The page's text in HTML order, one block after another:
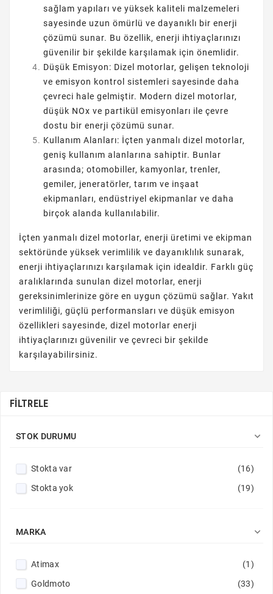
sağlam yapıları ve yüksek kaliteli malzemeleri
sayesinde uzun ömürlü ve dayanıklı bir enerji
çözümü sunar. Bu özellik, enerji ihtiyaçlarınızı
güvenilir bir şekilde karşılamak için önemlidir.
Düşük Emisyon: Dizel motorlar, gelişen teknoloji
ve emisyon kontrol sistemleri sayesinde daha
çevreci hale gelmiştir. Modern dizel motorlar,
düşük NOx ve partikül emisyonları ile çevre
dostu bir enerji çözümü sunar.
Kullanım Alanları: İçten yanmalı dizel motorlar,
geniş kullanım alanlarına sahiptir. Bunlar
arasında; otomobiller, kamyonlar, trenler,
gemiler, jeneratörler, tarım ve inşaat
ekipmanları, endüstriyel ekipmanlar ve daha
birçok alanda kullanılabilir.
İçten yanmalı dizel motorlar, enerji üretimi ve ekipman
sektöründe yüksek verimlilik ve dayanıklılık sunarak,
enerji ihtiyaçlarınızı karşılamak için idealdir. Farklı güç
aralıklarında sunulan dizel motorlar, enerji
gereksinimlerinize göre en uygun çözümü sağlar. Yakıt
verimliliği, güçlü performansları ve düşük emisyon
özellikleri sayesinde, dizel motorlar enerji
ihtiyaçlarınızı güvenilir ve çevreci bir şekilde
karşılayabilirsiniz.
FILTRELE
STOK DURUMU 
Stokta var
(16)
Stokta yok
(19)
MARKA 
Atimax
(1)
Goldmoto
(33)